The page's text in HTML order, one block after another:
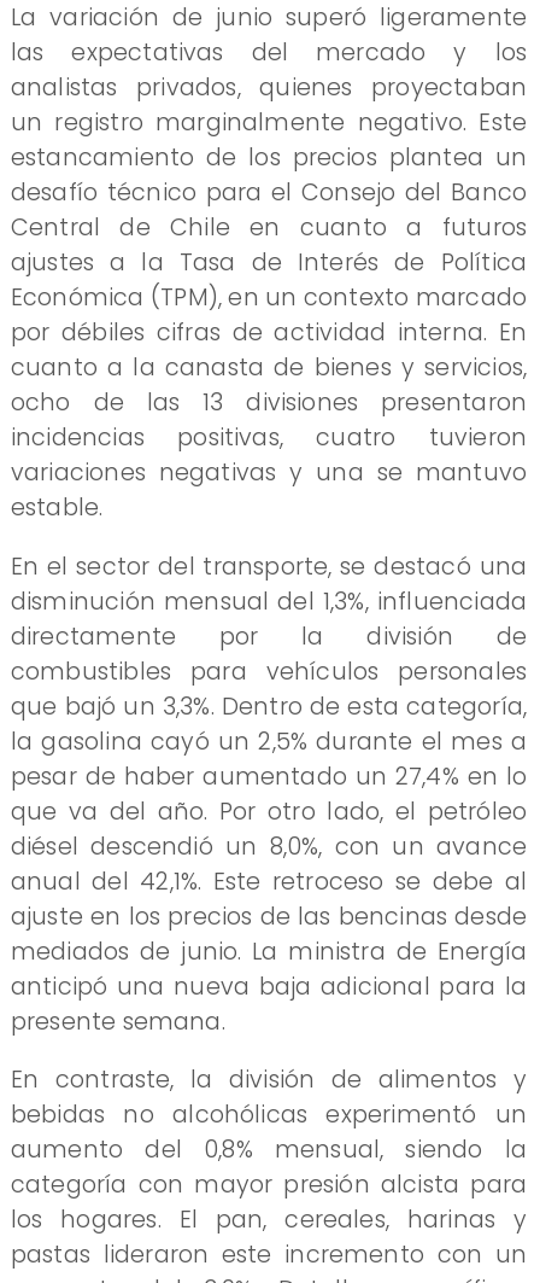
La variación de junio superó ligeramente
las expectativas del mercado y los
analistas privados, quienes proyectaban
un registro marginalmente negativo. Este
estancamiento de los precios plantea un
desafío técnico para el Consejo del Banco
Central de Chile en cuanto a futuros
ajustes a la Tasa de Interés de Política
Económica (TPM), en un contexto marcado
por débiles cifras de actividad interna. En
cuanto a la canasta de bienes y servicios,
ocho de las 13 divisiones presentaron
incidencias positivas, cuatro tuvieron
variaciones negativas y una se mantuvo
estable.
En el sector del transporte, se destacó una
disminución mensual del 1,3%, influenciada
directamente por la división de
combustibles para vehículos personales
que bajó un 3,3%. Dentro de esta categoría,
la gasolina cayó un 2,5% durante el mes a
pesar de haber aumentado un 27,4% en lo
que va del año. Por otro lado, el petróleo
diésel descendió un 8,0%, con un avance
anual del 42,1%. Este retroceso se debe al
ajuste en los precios de las bencinas desde
mediados de junio. La ministra de Energía
anticipó una nueva baja adicional para la
presente semana.
En contraste, la división de alimentos y
bebidas no alcohólicas experimentó un
aumento del 0,8% mensual, siendo la
categoría con mayor presión alcista para
los hogares. El pan, cereales, harinas y
pastas lideraron este incremento con un